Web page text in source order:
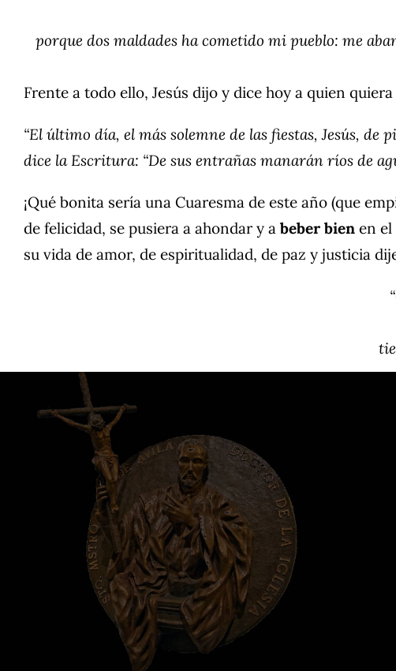
porque dos maldades ha cometido mi pueblo: me
Frente a todo ello, Jesús dijo y dice hoy a quien
“El último día, el más solemne de las fiestas, Jesús, de
dice la Escritura: “De sus entrañas manarán ríos de
¡Qué bonita sería una Cuaresma de este año (que
de felicidad, se pusiera a ahondar y a beber bien en el
su vida de amor, de espiritualidad, de paz y justicia